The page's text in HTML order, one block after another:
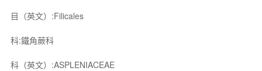
目（英文）:Filicales
科:鐵角蕨科
科（英文）:ASPLENIACEAE